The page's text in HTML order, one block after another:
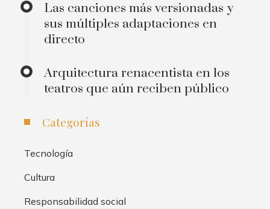
Las canciones más versionadas y
sus múltiples adaptaciones en
directo
Arquitectura renacentista en los
teatros que aún reciben público
Categorías
Tecnología
Cultura
Responsabilidad social